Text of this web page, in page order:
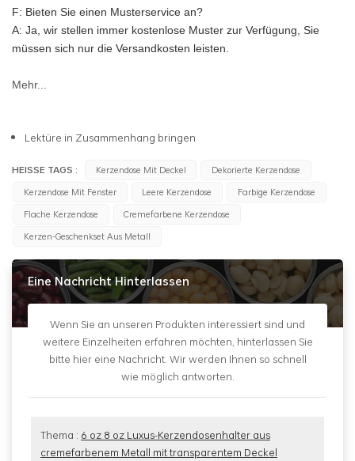
F: Bieten Sie einen Musterservice an?
A: Ja, wir stellen immer kostenlose Muster zur Verfügung, Sie
müssen sich nur die Versandkosten leisten.
Mehr...
Lektüre in Zusammenhang bringen
HEISSE TAGS : Kerzendose Mit Deckel
Dekorierte Kerzendose
Kerzendose Mit Fenster
Leere Kerzendose
Farbige Kerzendose
Flache Kerzendose
Cremefarbene Kerzendose
Kerzen-Geschenkset Aus Metall
Eine Nachricht Hinterlassen
Wenn Sie an unseren Produkten interessiert sind und
weitere Einzelheiten erfahren möchten, hinterlassen Sie
bitte hier eine Nachricht. Wir werden Ihnen so schnell
wie möglich antworten.
Thema : 6 oz 8 oz Luxus-Kerzendosenhalter aus
cremefarbenem Metall mit transparentem Deckel